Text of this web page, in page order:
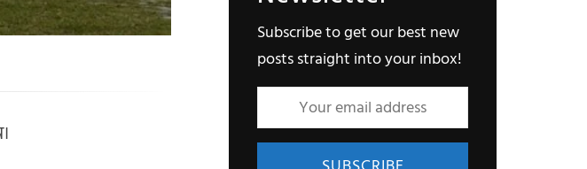
Subscribe to get our best new
posts straight into your inbox!